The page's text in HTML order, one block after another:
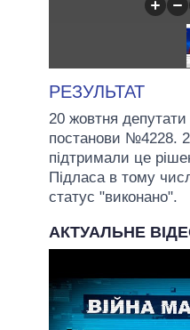
РЕЗУЛЬТАТ
20 жовтня
постанови №4228.
підтримали це
Підласа в тому
статус "виконано".
АКТУАЛЬНЕ